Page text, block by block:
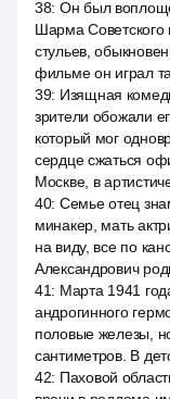
38: Он был
Шарма Советского
стульев,
фильме он играл
39: Изящная
зрители обожали
который мог
сердце сжаться
Москве, в
40: Семье отец
минакер, мать
на виду, все по
Александрович
41: Марта 1941
андрогинного
половые железы,
сантиметров. В
42: Паховой